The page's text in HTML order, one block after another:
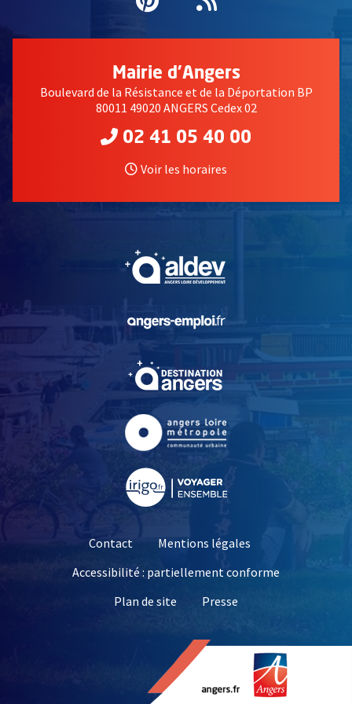
Mairie d'Angers
Boulevard de la Résistance et de la Déportation BP
80011 49020 ANGERS Cedex 02
02 41 05 40 00
Voir les horaires
, Ouvre une nouvelle
, Ouvre une nouvelle
Contact
Mentions légales
Accessibilité : partiellement conforme
Plan de site
Presse